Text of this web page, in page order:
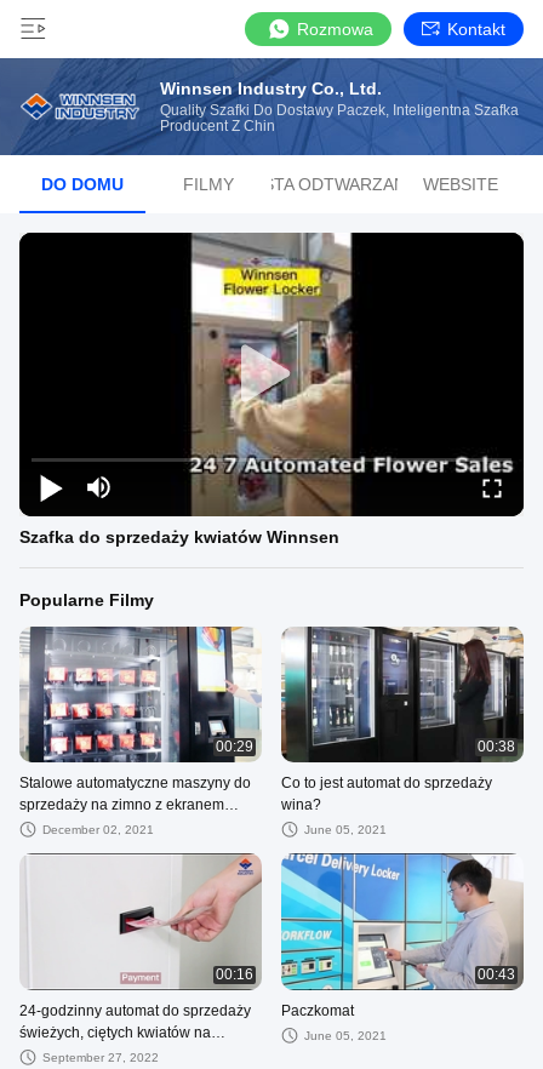
Rozmowa Kontakt
Winnsen Industry Co., Ltd.
Quality Szafki Do Dostawy Paczek, Inteligentna Szafka
Producent Z Chin
DO DOMU FILMY LISTA ODTWARZANIA WEBSITE
Szafka do sprzedaży kwiatów Winnsen
Popularne Filmy
00:29
Stalowe automatyczne maszyny do
sprzedaży na zimno z ekranem
dotykowym
December 02, 2021
00:38
Co to jest automat do sprzedaży
wina?
June 05, 2021
00:16
24-godzinny automat do sprzedaży
świeżych, ciętych kwiatów na
zewnątrz dla kwiaciarni, bukietów
September 27, 2022
00:43
Paczkomat
June 05, 2021